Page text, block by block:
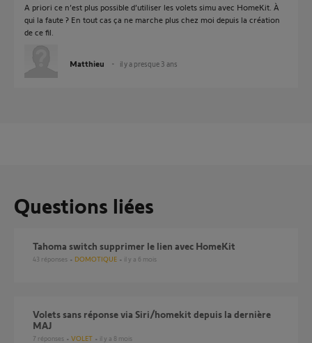
A priori ce n’est plus possible d’utiliser les volets simu avec HomeKit. À
qui la faute ? En tout cas ça ne marche plus chez moi depuis la création
de ce fil.
Matthieu il y a presque 3 ans
Questions liées
Tahoma switch supprimer le lien avec HomeKit
43 réponses DOMOTIQUE il y a 6 mois
Volets sans réponse via Siri/homekit depuis la dernière
MAJ
7 réponses VOLET il y a 8 mois